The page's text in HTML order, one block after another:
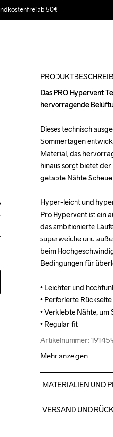
ab 50€
Das PRO Hypervent
hervorragende
Dieses technisch
Sommertagen
Material, das
hinaus sorgt bietet
getapte Nähte
Hyper-leicht und
Pro Hypervent ist ein
das ambitionierte
superweiche und
beim
Bedingungen für
• Leichter und
• Perforierte
• Verklebte Nähte, um
• Regular fit
Artikelnummer:
Das PRO Hypervent
hervorragende
Dieses technisch
Sommertagen
Material, das
hinaus sorgt bietet
getapte Nähte
Hyper-leicht und
Pro Hypervent ist ein
das ambitionierte
superweiche und
beim
Bedingungen für
• Leichter und
• Perforierte
• Verklebte Nähte, um
• Regular fit
Artikelnummer:
Mehr anzeigen
MATERIALIEN UND
91% Polyester
VERSAND UND